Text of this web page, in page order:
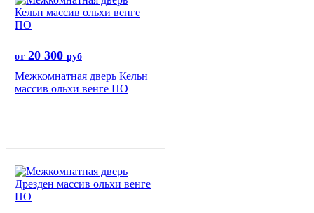
от 20 300 руб
Межкомнатная дверь Кельн
массив ольхи венге ПО